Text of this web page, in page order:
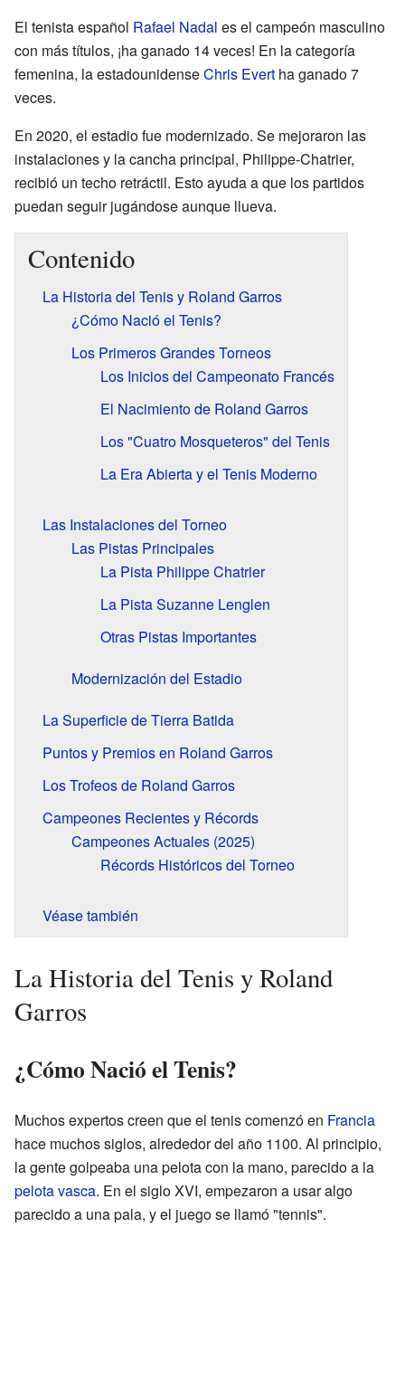
El tenista español Rafael Nadal es el campeón masculino
con más títulos, ¡ha ganado 14 veces! En la categoría
femenina, la estadounidenseChris Evert ha ganado 7
veces.
En 2020, el estadio fue modernizado. Se mejoraron las
instalaciones y la cancha principal, Philippe-Chatrier,
recibió un techo retráctil. Esto ayuda a que los partidos
puedan seguir jugándose aunque llueva.
Contenido
La Historia del Tenis y Roland Garros
¿Cómo Nació el Tenis?
Los Primeros Grandes Torneos
Los Inicios del Campeonato Francés
El Nacimiento de Roland Garros
Los "Cuatro Mosqueteros" del Tenis
La Era Abierta y el Tenis Moderno
Las Instalaciones del Torneo
Las Pistas Principales
La Pista Philippe Chatrier
La Pista Suzanne Lenglen
Otras Pistas Importantes
Modernización del Estadio
La Superficie de Tierra Batida
Puntos y Premios en Roland Garros
Los Trofeos de Roland Garros
Campeones Recientes y Récords
Campeones Actuales (2025)
Récords Históricos del Torneo
Véase también
La Historia del Tenis y Roland
Garros
¿Cómo Nació el Tenis?
Muchos expertos creen que el tenis comenzó en Francia
hace muchos siglos, alrededor del año 1100. Al principio,
la gente golpeaba una pelota con la mano, parecido a la
pelota vasca. En el siglo XVI, empezaron a usar algo
parecido a una pala, y el juego se llamó "tennis".